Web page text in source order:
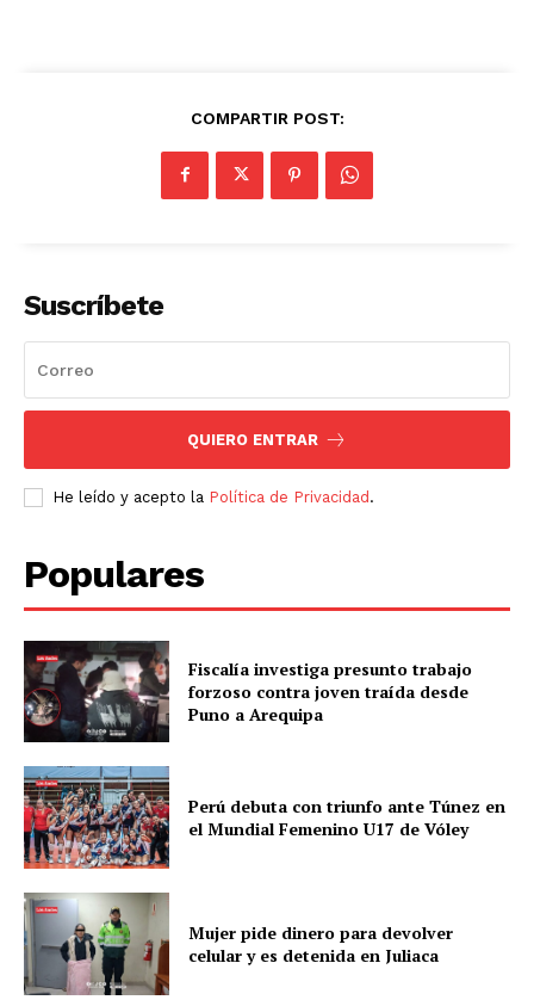
COMPARTIR POST:
Suscríbete
QUIERO ENTRAR
He leído y acepto la Política de Privacidad.
Populares
Fiscalía investiga presunto trabajo
forzoso contra joven traída desde
Puno a Arequipa
Perú debuta con triunfo ante Túnez en
el Mundial Femenino U17 de Vóley
Mujer pide dinero para devolver
celular y es detenida en Juliaca